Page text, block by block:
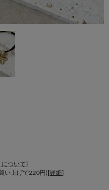
について]
い上げで220円)[詳細]